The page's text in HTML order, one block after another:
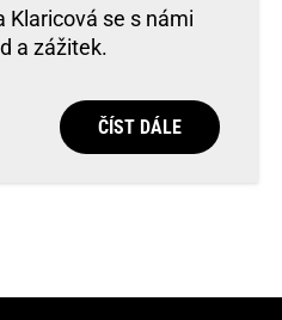
Klaricová se s námi
a zážitek.
ČÍST DÁLE